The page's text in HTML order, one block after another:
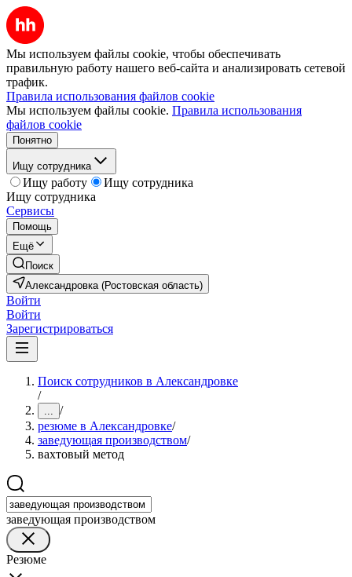
Мы используем файлы cookie, чтобы обеспечивать
правильную работу нашего веб-сайта и анализировать сетевой
трафик.
Правила использования файлов cookie
Мы используем файлы cookie. Правила использования
файлов cookie
Понятно
Ищу сотрудника
Ищу работу
Ищу сотрудника
Ищу сотрудника
Сервисы
Помощь
Ещё
Поиск
Александровка (Ростовская область)
Войти
Войти
Зарегистрироваться
Поиск сотрудников в Александровке
/
... /
резюме в Александровке/
заведующая производством/
вахтовый метод
заведующая производством
Резюме